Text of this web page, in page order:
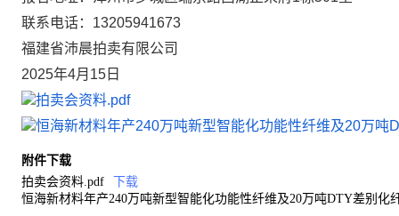
联系电话： 13205941673
福建省沛晨拍卖有限公司
2025年4月 15 日
拍卖会资料.pdf
恒海新材料年产240万吨新型智能化功能性纤维及20万吨
附件下载
拍卖会资料.pdf
下载
恒海新材料年产240万吨新型智能化功能性纤维及20万吨DTY差别化